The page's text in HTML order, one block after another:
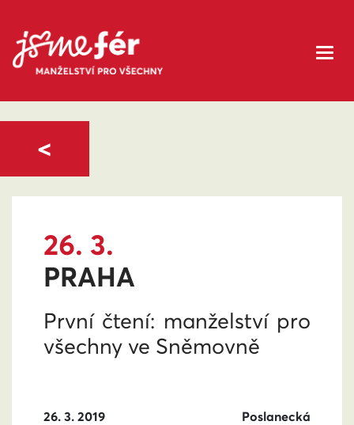
26. 3.
PRAHA
První čtení: manželství pro
všechny ve Sněmovně
26. 3. 2019
Poslanecká
<